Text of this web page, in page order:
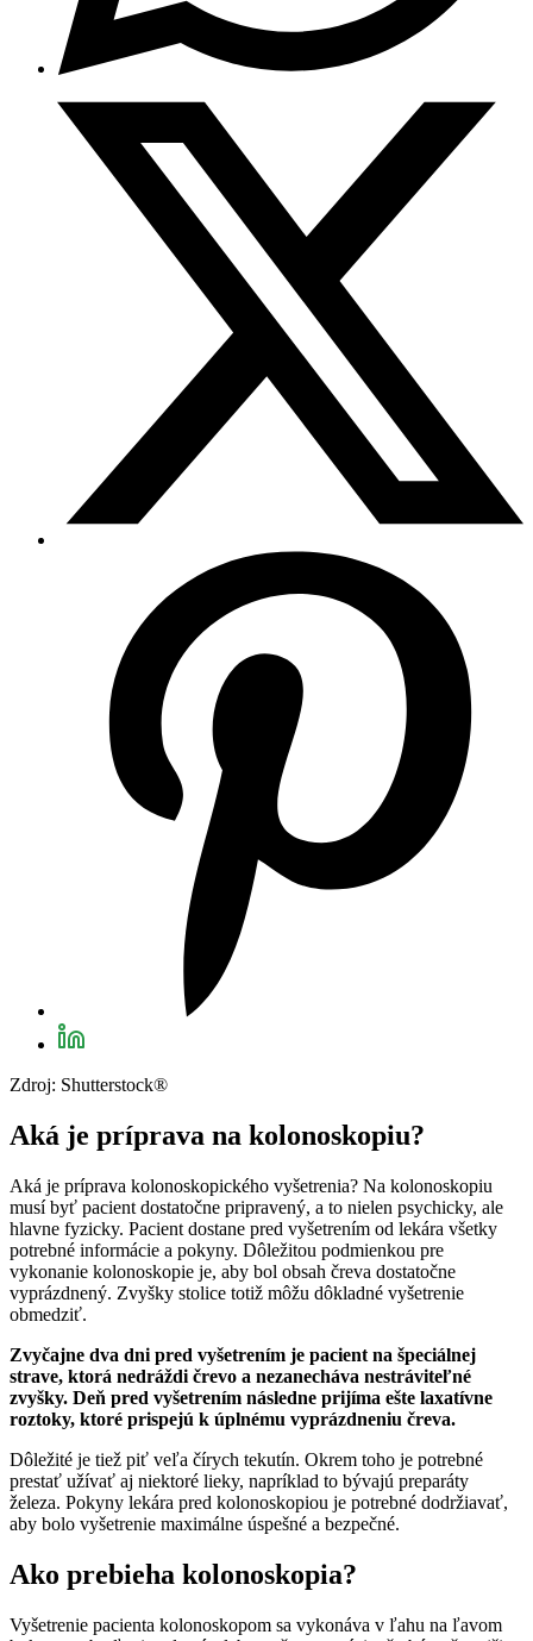
Zdroj: Shutterstock®
Aká je príprava na kolonoskopiu?
Aká je príprava kolonoskopického vyšetrenia? Na kolonoskopiu
musí byť pacient dostatočne pripravený, a to nielen psychicky, ale
hlavne fyzicky. Pacient dostane pred vyšetrením od lekára všetky
potrebné informácie a pokyny. Dôležitou podmienkou pre
vykonanie kolonoskopie je, aby bol obsah čreva dostatočne
vyprázdnený. Zvyšky stolice totiž môžu dôkladné vyšetrenie
obmedziť.
Zvyčajne dva dni pred vyšetrením je pacient na špeciálnej
strave, ktorá nedráždi črevo a nezanecháva nestráviteľné
zvyšky. Deň pred vyšetrením následne prijíma ešte laxatívne
roztoky, ktoré prispejú k úplnému vyprázdneniu čreva.
Dôležité je tiež piť veľa čírych tekutín. Okrem toho je potrebné
prestať užívať aj niektoré lieky, napríklad to bývajú preparáty
železa. Pokyny lekára pred kolonoskopiou je potrebné dodržiavať,
aby bolo vyšetrenie maximálne úspešné a bezpečné.
Ako prebieha kolonoskopia?
Vyšetrenie pacienta kolonoskopom sa vykonáva v ľahu na ľavom